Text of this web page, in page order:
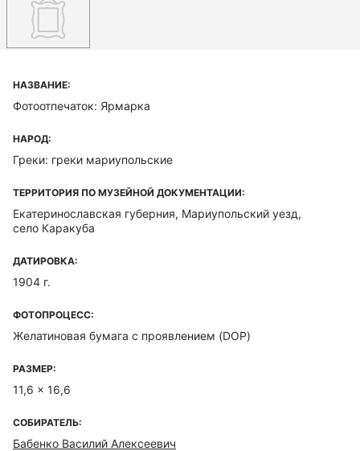
НАЗВАНИЕ:
Фотоотпечаток: Ярмарка
НАРОД:
Греки: греки мариупольские
ТЕРРИТОРИЯ ПО МУЗЕЙНОЙ ДОКУМЕНТАЦИИ:
Екатеринославская губерния, Мариупольский уезд,
село Каракуба
ДАТИРОВКА:
1904 г.
ФОТОПРОЦЕСС:
Желатиновая бумага с проявлением (DOP)
РАЗМЕР:
11,6 x 16,6
СОБИРАТЕЛЬ:
Бабенко Василий Алексеевич